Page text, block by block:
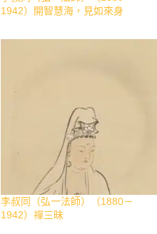
1942）開智慧海，見如來身
李叔同（弘一法師）（1880－
1942）禪三昧